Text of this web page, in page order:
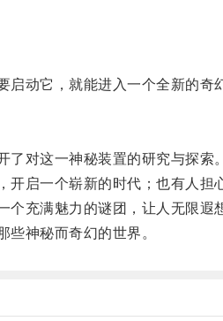
动它，就能进入一个全新的奇
对这一神秘装置的研究与探索。
一个崭新的时代；也有人担
充满魅力的谜团，让人无限遐
神秘而奇幻的世界。